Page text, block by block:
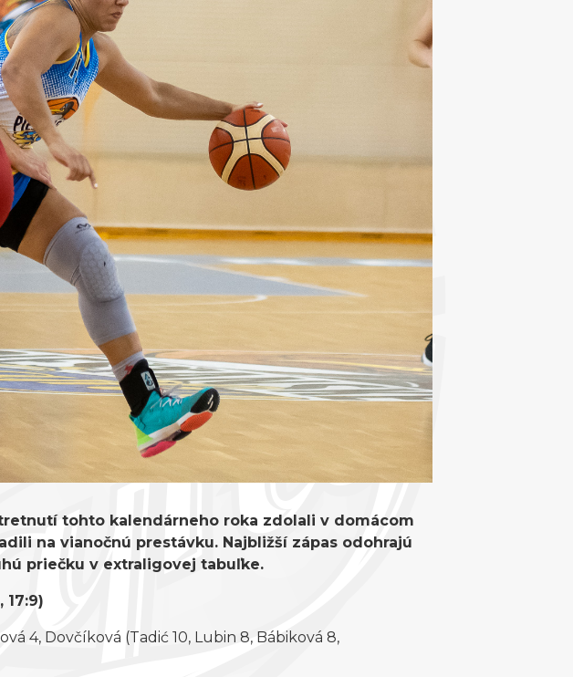
tohto kalendárneho roka zdolali v domácom
na vianočnú prestávku. Najbližší zápas odohrajú
priečku v extraligovej tabuľke.
17:9)
4, Dovčíková (Tadić 10, Lubin 8, Bábiková 8,